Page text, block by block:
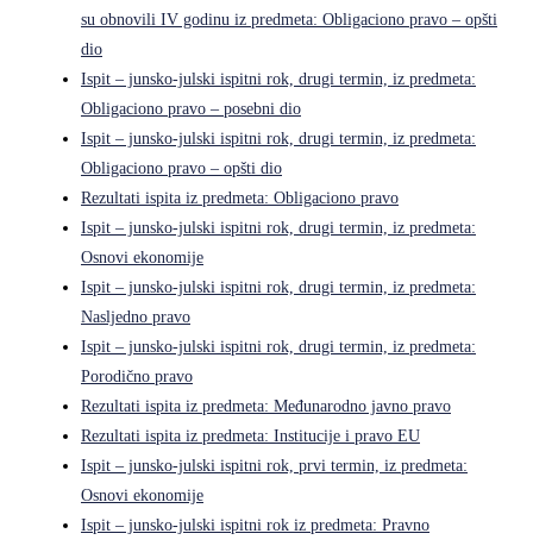
su obnovili IV godinu iz predmeta: Obligaciono pravo – opšti
dio
Ispit – junsko-julski ispitni rok, drugi termin, iz predmeta:
Obligaciono pravo – posebni dio
Ispit – junsko-julski ispitni rok, drugi termin, iz predmeta:
Obligaciono pravo – opšti dio
Rezultati ispita iz predmeta: Obligaciono pravo
Ispit – junsko-julski ispitni rok, drugi termin, iz predmeta:
Osnovi ekonomije
Ispit – junsko-julski ispitni rok, drugi termin, iz predmeta:
Nasljedno pravo
Ispit – junsko-julski ispitni rok, drugi termin, iz predmeta:
Porodično pravo
Rezultati ispita iz predmeta: Međunarodno javno pravo
Rezultati ispita iz predmeta: Institucije i pravo EU
Ispit – junsko-julski ispitni rok, prvi termin, iz predmeta:
Osnovi ekonomije
Ispit – junsko-julski ispitni rok iz predmeta: Pravno